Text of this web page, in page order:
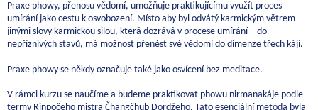
Praxe phowy, přenosu vědomí, umožňuje praktikujícímu využít proces
umírání jako cestu k osvobození. Místo aby byl odvátý karmickým větrem –
jinými slovy karmickou silou, která dozrává v procese umírání – do
nepříznivých stavů, má možnost přenést své vědomí do dimenze třech kájí.
Praxe phowy se někdy označuje také jako osvícení bez meditace.
V rámci kurzu se naučíme a budeme praktikovat phowu nirmanakáje podle
termy Rinpočeho mistra Čhangčhub Dordžeho. Tato esenciální metoda byla